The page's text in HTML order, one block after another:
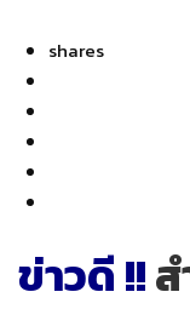
shares
ข่าวดี !!